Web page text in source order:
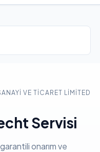
VE TICARET LIMITED
Servisi
onarım ve